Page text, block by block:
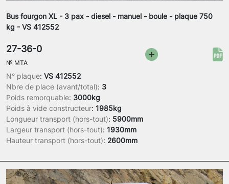
Bus fourgon XL - 3 pax - diesel - manuel - boule - plaque 750
kg - VS 412552
N° plaque: VS 412552
Nbre de place (avant/total): 3
Poids remorquable: 3000kg
Poids à vide constructeur: 1985kg
Longueur transport (hors-tout): 5900mm
Largeur transport (hors-tout): 1930mm
Hauteur transport (hors-tout): 2600mm
27-36-0
№ MTA